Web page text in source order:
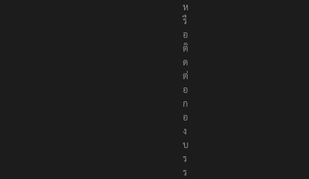
ห
รื
อ
ติ
ด
ต่
อ
ก
อ
ง
บ
ร
ร